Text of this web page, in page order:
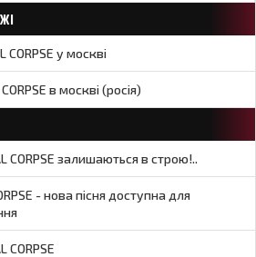
CORPSE у москві
в москві (росія)
CORPSE залишаються в строю!..
- нова пісня доступна для
CORPSE